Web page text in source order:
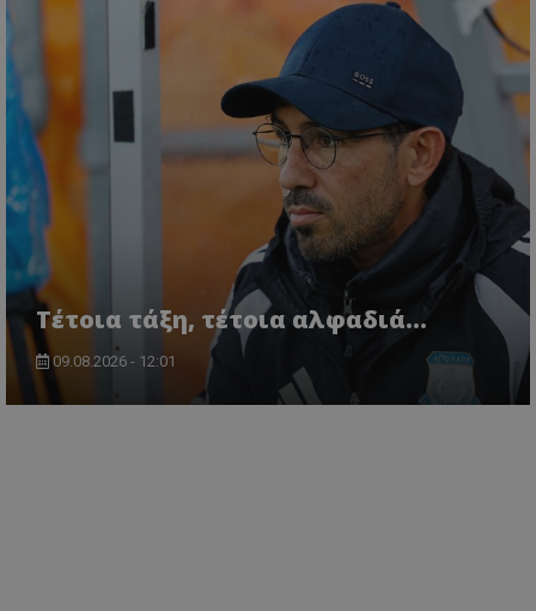
Τέτοια τάξη, τέτοια αλφαδιά...
09.08.2026 - 12:01